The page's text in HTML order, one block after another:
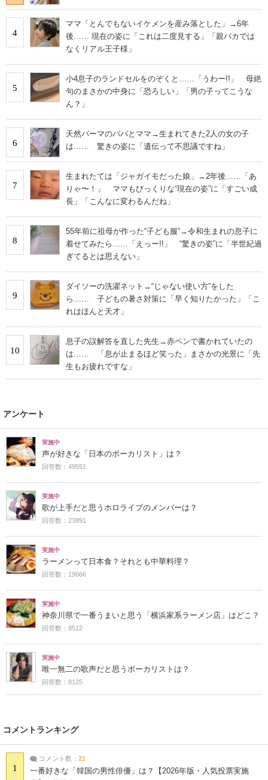
4
ママ「とんでもないイケメンを産み落とした」→6年
後…… 現在の姿に「これは二度見する」「親バカでは
なくリアル王子様」
5
小4息子のランドセルをのぞくと……「うわー!!」 母絶
句のまさかの中身に「恐ろしい」「男の子ってこうな
ん？」
6
天然パーマのパパとママ→生まれてきた2人の女の子
は…… 驚きの姿に「遺伝って不思議ですね」
7
生まれたては「ジャガイモだった娘」→2年後……「あ
りゃ〜！」 ママもびっくりな“現在の姿”に「すごい成
長」「こんなに変わるんだね」
8
55年前に祖母が作った“子ども服”→令和生まれの息子に
着せてみたら……「えっー!!」 “驚きの姿”に「半世紀過
ぎてるとは思えない」
9
ダイソーの洗濯ネット→“じゃない使い方”をした
ら…… 子どもの暑さ対策に「早く知りたかった」「こ
れはほんと天才」
10
息子の誤解答を直した先生→赤ペンで書かれていたの
は…… 「息が止まるほど笑った」まさかの光景に「先
生もお疲れですな」
アンケート
実施中
声が好きな「日本のボーカリスト」は？
回答数：49551
実施中
歌が上手だと思うホロライブのメンバーは？
回答数：23891
実施中
ラーメンって日本食？それとも中華料理？
回答数：19666
実施中
神奈川県で一番うまいと思う「横浜家系ラーメン店」はどこ？
回答数：8512
実施中
唯一無二の歌声だと思うボーカリストは？
回答数：8125
コメントランキング
1
コメント数： 21
一番好きな「韓国の男性俳優」は？【2026年版・人気投票実施